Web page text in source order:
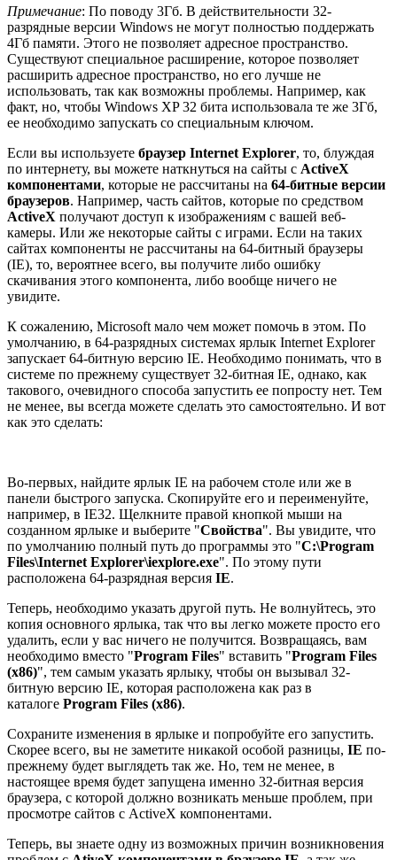
Примечание: По поводу 3Гб. В действительности 32-
разрядные версии Windows не могут полностью поддержать
4Гб памяти. Этого не позволяет адресное пространство.
Существуют специальное расширение, которое позволяет
расширить адресное пространство, но его лучше не
использовать, так как возможны проблемы. Например, как
факт, но, чтобы Windows XP 32 бита использовала те же 3Гб,
ее необходимо запускать со специальным ключом.
Если вы используете браузер Internet Explorer, то, блуждая
по интернету, вы можете наткнуться на сайты с ActiveX
компонентами, которые не рассчитаны на 64-битные версии
браузеров. Например, часть сайтов, которые по средством
ActiveX получают доступ к изображениям с вашей веб-
камеры. Или же некоторые сайты с играми. Если на таких
сайтах компоненты не рассчитаны на 64-битный браузеры
(IE), то, вероятнее всего, вы получите либо ошибку
скачивания этого компонента, либо вообще ничего не
увидите.
К сожалению, Microsoft мало чем может помочь в этом. По
умолчанию, в 64-разрядных системах ярлык Internet Explorer
запускает 64-битную версию IE. Необходимо понимать, что в
системе по прежнему существует 32-битная IE, однако, как
такового, очевидного способа запустить ее попросту нет. Тем
не менее, вы всегда можете сделать это самостоятельно. И вот
как это сделать:
Во-первых, найдите ярлык IE на рабочем столе или же в
панели быстрого запуска. Скопируйте его и переименуйте,
например, в IE32. Щелкните правой кнопкой мыши на
созданном ярлыке и выберите "Свойства". Вы увидите, что
по умолчанию полный путь до программы это "C:\Program
Files\Internet Explorer\iexplore.exe". По этому пути
расположена 64-разрядная версия IE.
Теперь, необходимо указать другой путь. Не волнуйтесь, это
копия основного ярлыка, так что вы легко можете просто его
удалить, если у вас ничего не получится. Возвращаясь, вам
необходимо вместо "Program Files" вставить "Program Files
(x86)", тем самым указать ярлыку, чтобы он вызывал 32-
битную версию IE, которая расположена как раз в
каталоге Program Files (x86).
Сохраните изменения в ярлыке и попробуйте его запустить.
Скорее всего, вы не заметите никакой особой разницы, IE по-
прежнему будет выглядеть так же. Но, тем не менее, в
настоящее время будет запущена именно 32-битная версия
браузера, с которой должно возникать меньше проблем, при
просмотре сайтов с ActiveX компонентами.
Теперь, вы знаете одну из возможных причин возникновения